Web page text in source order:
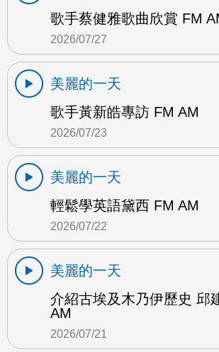
歌手蔡健雅歌曲欣賞 FM
2026/07/27
美麗的一天
歌手黃新皓專訪 FM AM
2026/07/23
美麗的一天
輕鬆學英語黛西 FM AM
2026/07/22
美麗的一天
介紹古埃及木乃伊歷史 邱
AM
2026/07/21